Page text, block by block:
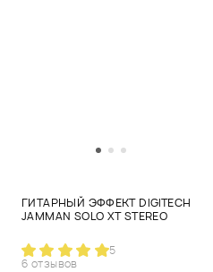
ГИТАРНЫЙ ЭФФЕКТ DIGITECH
JAMMAN SOLO XT STEREO
5
6 отзывов